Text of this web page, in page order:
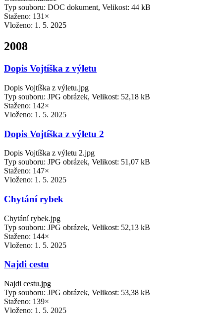
Typ souboru: DOC dokument, Velikost: 44 kB
Staženo: 131×
Vloženo: 1. 5. 2025
2008
Dopis Vojtíška z výletu
Dopis Vojtíška z výletu.jpg
Typ souboru: JPG obrázek, Velikost: 52,18 kB
Staženo: 142×
Vloženo: 1. 5. 2025
Dopis Vojtíška z výletu 2
Dopis Vojtíška z výletu 2.jpg
Typ souboru: JPG obrázek, Velikost: 51,07 kB
Staženo: 147×
Vloženo: 1. 5. 2025
Chytání rybek
Chytání rybek.jpg
Typ souboru: JPG obrázek, Velikost: 52,13 kB
Staženo: 144×
Vloženo: 1. 5. 2025
Najdi cestu
Najdi cestu.jpg
Typ souboru: JPG obrázek, Velikost: 53,38 kB
Staženo: 139×
Vloženo: 1. 5. 2025